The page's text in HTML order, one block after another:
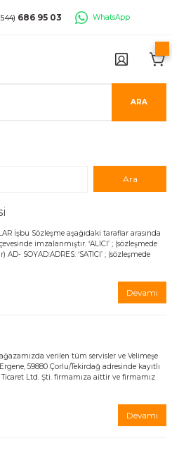
686 95 03 WhatsApp
ARA
İşbu Sözleşme aşağıdaki taraflar arasında
imzalanmıştır. ‘ALICI’ ; (sözleşmede
SOYAD:ADRES: ‘SATICI’ ; (sözleşmede
Devamı
verilen tüm servisler ve Velimeşe
59880 Çorlu/Tekirdağ adresinde kayıtlı
Ltd. Şti. firmamıza aittir ve firmamız
Devamı